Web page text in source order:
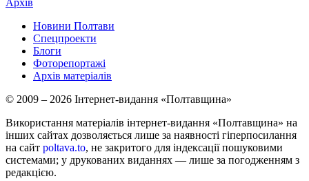
Новини Полтави
Спецпроекти
Блоги
Фоторепортажі
Архів матеріалів
© 2009 – 2026 Інтернет-видання «Полтавщина»
Використання матеріалів інтернет-видання «Полтавщина» на
інших сайтах дозволяється лише за наявності гіперпосилання
на сайт poltava.to, не закритого для індексації пошуковими
системами; у друкованих виданнях — лише за погодженням з
редакцією.